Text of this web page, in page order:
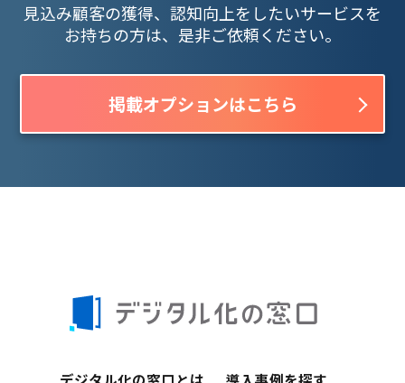
見込み顧客の獲得、認知向上をしたいサービスを
お持ちの方は、是非ご依頼ください。
掲載オプションはこちら